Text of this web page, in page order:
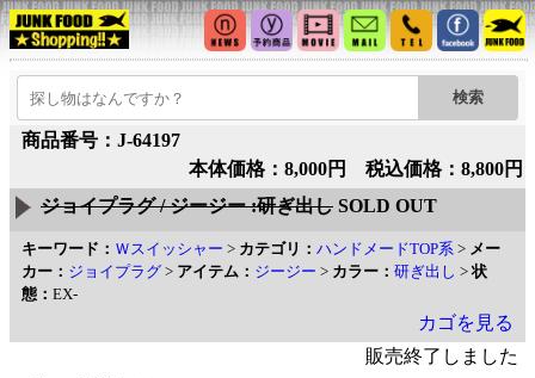
商品番号：J-64197
本体価格：8,000円 税込価格：8,800円
ジョイプラグ / ジージー :研ぎ出し SOLD OUT
キーワード： Ｗスイッシャー > カテゴリ： ハンドメードTOP系 > メー
カー： ジョイプラグ > アイテム： ジージー > カラー： 研ぎ出し >状
態： EX-
カゴを見る
販売終了しました